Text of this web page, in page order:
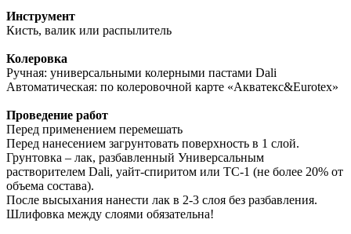
Инструмент
Кисть, валик или распылитель
Колеровка
Ручная: универсальными колерными пастами Dali
Автоматическая: по колеровочной карте «Акватекс&Eurotex»
Проведение работ
Перед применением перемешать
Перед нанесением загрунтовать поверхность в 1 слой.
Грунтовка – лак, разбавленный Универсальным
растворителем Dali, уайт-спиритом или ТС-1 (не более 20% от
объема состава).
После высыхания нанести лак в 2-3 слоя без разбавления.
Шлифовка между слоями обязательна!